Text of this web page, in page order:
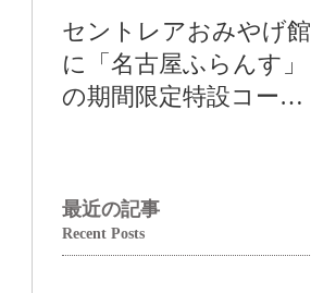
セントレアおみやげ館
に「名古屋ふらんす」
の期間限定特設コーナ
最近の記事
Recent Posts